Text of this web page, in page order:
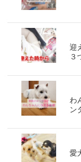
迎
３
わ
ン
愛